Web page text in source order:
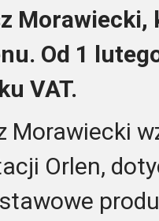
Morawiecki,
Od 1
VAT.
Morawiecki
Orlen,